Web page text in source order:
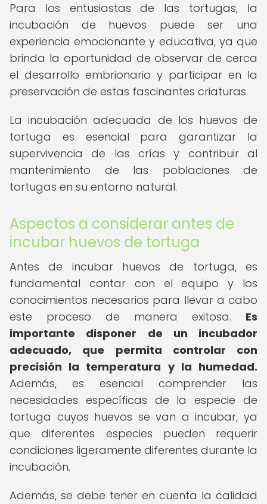
Para los entusiastas de las tortugas, la
incubación de huevos puede ser una
experiencia emocionante y educativa, ya que
brinda la oportunidad de observar de cerca
el desarrollo embrionario y participar en la
preservación de estas fascinantes criaturas.
La incubación adecuada de los huevos de
tortuga es esencial para garantizar la
supervivencia de las crías y contribuir al
mantenimiento de las poblaciones de
tortugas en su entorno natural.
Aspectos a considerar antes de
incubar huevos de tortuga
Antes de incubar huevos de tortuga, es
fundamental contar con el equipo y los
conocimientos necesarios para llevar a cabo
este proceso de manera exitosa. Es
importante disponer de un incubador
adecuado, que permita controlar con
precisión la temperatura y la humedad.
Además, es esencial comprender las
necesidades específicas de la especie de
tortuga cuyos huevos se van a incubar, ya
que diferentes especies pueden requerir
condiciones ligeramente diferentes durante la
incubación.
Además, se debe tener en cuenta la calidad